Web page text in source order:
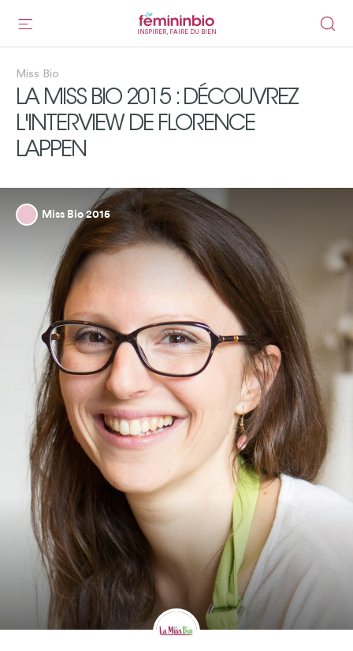
INSPIRER, FAIRE DU BIEN
Miss Bio
LA MISS BIO 2015 : DÉCOUVREZ
L'INTERVIEW DE FLORENCE
LAPPEN
Miss Bio 2015